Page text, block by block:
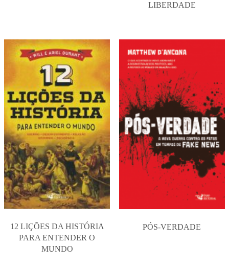
LIBERDADE
12 LIÇÕES DA HISTÓRIA
PARA ENTENDER O
MUNDO
PÓS-VERDADE